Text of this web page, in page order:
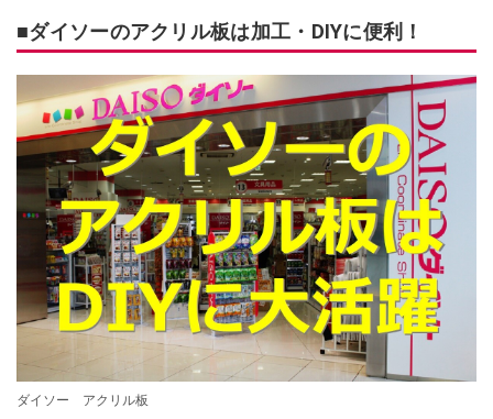
■ダイソーのアクリル板は加工・DIYに便利！
ダイソー アクリル板